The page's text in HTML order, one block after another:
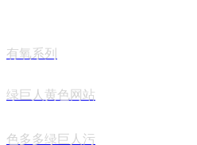
有氧系列
绿巨人黄色网站
色多多绿巨人污